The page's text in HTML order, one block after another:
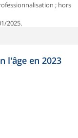
; hors
2025.
l'âge en 2023